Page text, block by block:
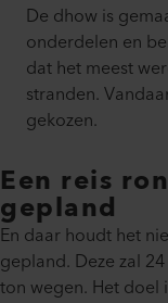
De dhow is
onderdelen en
dat het meest
stranden.
gekozen.
Een reis
gepland
En daar houdt het
gepland. Deze zal
ton wegen. Het doel